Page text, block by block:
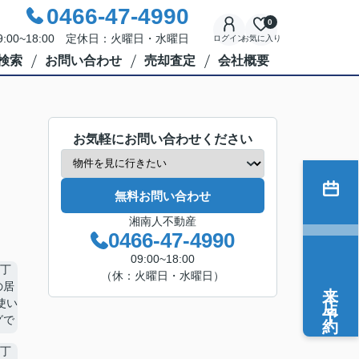
0466-47-4990
定休日：火曜日・水曜日 ログインお気に入り
0
索 お問い合わせ 売却査定 会社概要
お気軽にお問い合わせください
無料お問い合わせ
湘南人不動産
0466-47-4990
09:00~18:00
（休：火曜日・水曜日）
来店予約